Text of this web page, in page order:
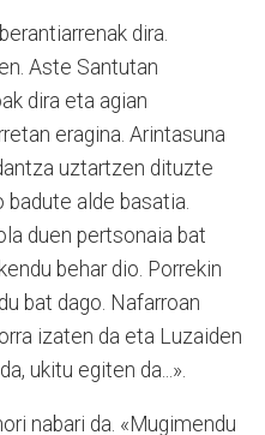
dira.
Aste Santutan
dira eta agian
eragina. Arintasuna
uztartzen dituzte
badute alde basatia.
duen pertsonaia bat
behar dio. Porrekin
bat dago. Nafarroan
izaten da eta Luzaiden
ukitu egiten da...».
nabari da. «Mugimendu